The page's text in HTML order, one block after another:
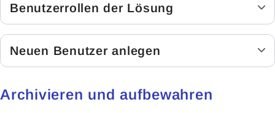
Benutzerrollen der Lösung
Neuen Benutzer anlegen
Archivieren und aufbewahren